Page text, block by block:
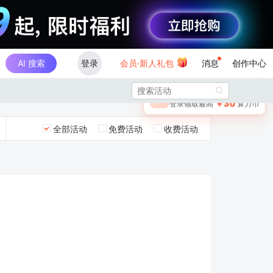
AI 搜索 登录 会员·新人礼包 消息 创作中心
🎁 未登录
登录领取最高￥30算力币

全部活动 免费活动 收费活动